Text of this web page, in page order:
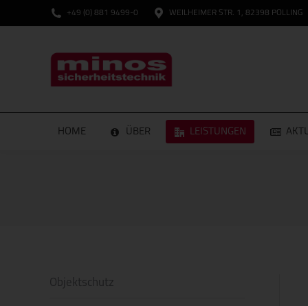
+49 (0) 881 9499-0 WEILHEIMER STR. 1, 82398 POLLING
HOME ÜBER LEISTUNGEN
Objektschutz
HOME